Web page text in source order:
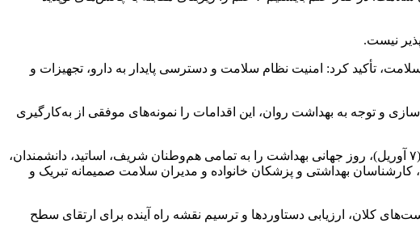
نیست.
تأکید کرد: امنیت نظام سلامت و دسترسی پایدار به دارو، تجهیزات و
و توجه به بهداشت روان، این اقدامات را نمونه‌های موفقی از به‌کارگیری
در متن پیام معاون بهداشت آمده است: «بسم الله الرحمن الرحیم «یا مَنْ اِسْمُهُ دَوآءٌ وَ ذِکْرُهُ شِفآءٌ» فرا رسیدن ۱۷ فروردین ماه (۷ آوریل)، روز جهانی بهداشت را به تمامی هم‌وطنان شریف، اساتید، دانشمندان،
بهداشتی و پزشکان خانواده و مدیران سلامت صمیمانه تبریک و
کلان، ارزیابی دستاوردها و ترسیم نقشه راه آینده برای ارتقای سطح